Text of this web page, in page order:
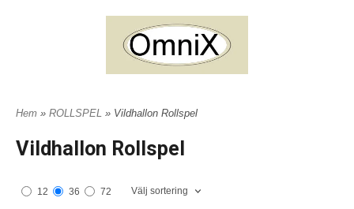
Hem » ROLLSPEL » Vildhallon Rollspel
Vildhallon Rollspel
12 36 72 Välj sortering